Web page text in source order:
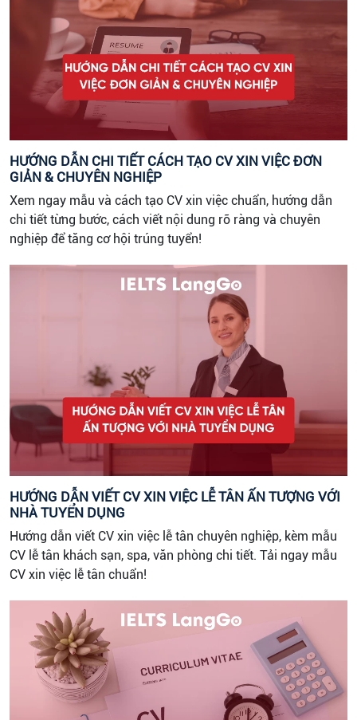
HƯỚNG DẪN CHI TIẾT CÁCH TẠO CV XIN VIỆC ĐƠN
GIẢN & CHUYÊN NGHIỆP
Xem ngay mẫu và cách tạo CV xin việc chuẩn, hướng dẫn
chi tiết từng bước, cách viết nội dung rõ ràng và chuyên
nghiệp để tăng cơ hội trúng tuyển!
HƯỚNG DẪN VIẾT CV XIN VIỆC LỄ TÂN ẤN TƯỢNG VỚI
NHÀ TUYỂN DỤNG
Hướng dẫn viết CV xin việc lễ tân chuyên nghiệp, kèm mẫu
CV lễ tân khách sạn, spa, văn phòng chi tiết. Tải ngay mẫu
CV xin việc lễ tân chuẩn!